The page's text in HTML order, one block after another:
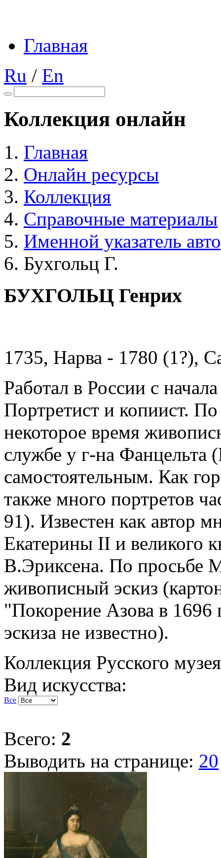
Главная
Ru / En
Коллекция онлайн
Главная
Онлайн ресурсы
Коллекция
Справочные материалы
Именной указатель
Бухгольц Г.
БУХГОЛЬЦ Генрих
1735, Нарва - 1780 (1?),
Работал в России с
Портретист и копиист.
некоторое время
службе у г-на Фанцельта
самостоятельным. Как
также много портретов
91). Известен как автор
Екатерины II и великого
В.Эриксена. По просьбе
живописный эскиз
"Покорение Азова в
эскиза не известно).
Коллекция Русского музея
Вид искусства:
Все
Всего: 2
Выводить на странице: 20